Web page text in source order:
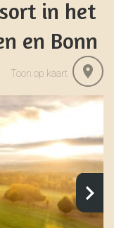
in het
en Bonn
Toon op kaart